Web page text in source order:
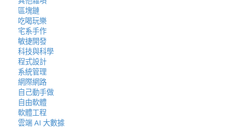
區塊鏈
吃喝玩樂
宅系手作
敏捷開發
科技與科學
程式設計
系統管理
網際網路
自己動手做
自由軟體
軟體工程
雲端 AI 大數據